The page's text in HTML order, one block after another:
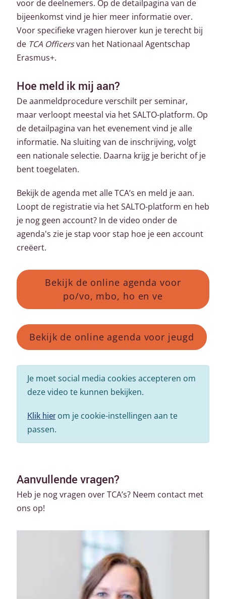
voor de deelnemers. Op de detailpagina van de
bijeenkomst vind je hier meer informatie over.
Voor specifieke vragen hierover kun je terecht bij
de TCA Officersvan het Nationaal Agentschap
Erasmus+.
Hoe meld ik mij aan?
De aanmeldprocedure verschilt per seminar,
maar verloopt meestal via het SALTO-platform. Op
de detailpagina van het evenement vind je alle
informatie. Na sluiting van de inschrijving, volgt
een nationale selectie. Daarna krijg je bericht of je
bent toegelaten.
Bekijk de agenda met alle TCA’s en meld je aan.
Loopt de registratie via het SALTO-platform en heb
je nog geen account? In de video onder de
agenda's zie je stap voor stap hoe je een account
creëert.
Bekijk de online agenda voor
po/vo, mbo, ho en ve
Bekijk de online agenda voor jeugd
Je moet social media cookies accepteren om
deze video te kunnen bekijken.
Klik hierom je cookie-instellingen aan te
passen.
Aanvullende vragen?
Heb je nog vragen over TCA’s? Neem contact met
ons op!